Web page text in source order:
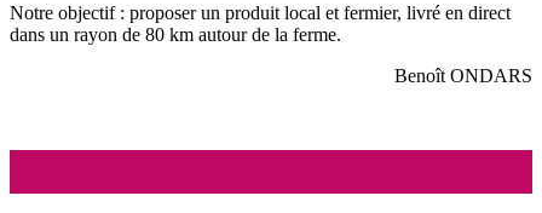
Notre objectif : proposer un produit local et fermier, livré en direct
dans un rayon de 80 km autour de la ferme.
Benoît ONDARS